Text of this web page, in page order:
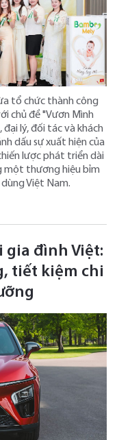
tổ chức thành công
chủ đề "Vươn Mình
đại lý, đối tác và khách
dấu sự xuất hiện của
lược phát triển dài
một thương hiệu bỉm
Việt Nam.
gia đình Việt:
tiết kiệm chi